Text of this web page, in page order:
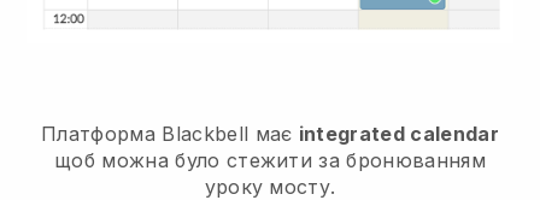
Платформа Blackbell має integrated calendar
щоб можна було стежити за бронюванням
уроку мосту.